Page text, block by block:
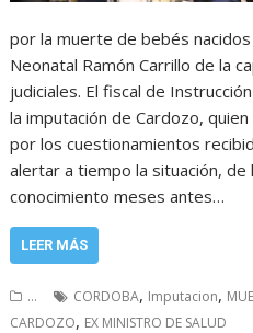
por la muerte de bebés
Neonatal Ramón Carrillo de la
judiciales. El fiscal de
la imputación de Cardozo,
por los cuestionamientos
alertar a tiempo la situación, de
conocimiento meses antes…
LEER MÁS
... CORDOBA, Imputacion,
CARDOZO, EX MINISTRO DE SALUD